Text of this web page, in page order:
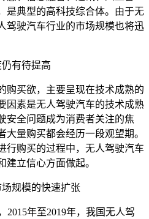
是典型的高科技综合体。由于无
驾驶汽车行业的市场规模也将迅
有待提高
购买欲，主要呈现在技术成熟的
因素是无人驾驶汽车的技术成熟
安全问题成为消费者关注的焦
大量购买都会经历一段观望期。
行购买的过程中，无人驾驶汽车
建立信心方面做起。
规模的快速扩张
2015年至2019年，我国无人驾